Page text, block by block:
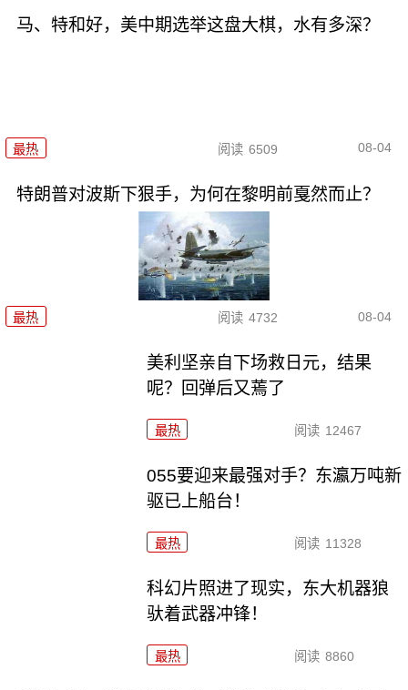
马、特和好，美中期选举这盘大棋，水有多深？
最热 阅读 6509 08-04
特朗普对波斯下狠手，为何在黎明前戛然而止？
最热 阅读 4732 08-04
美利坚亲自下场救日元，结果
呢？回弹后又蔫了
最热 阅读 12467
055要迎来最强对手？东瀛万吨新
驱已上船台！
最热 阅读 11328
科幻片照进了现实，东大机器狼
驮着武器冲锋！
最热 阅读 8860